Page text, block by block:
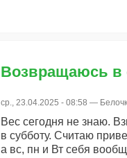
Возвращаюсь в
ср., 23.04.2025 - 08:58 —
Вес сегодня не знаю.
в субботу. Считаю
а вс, пн и Вт себя